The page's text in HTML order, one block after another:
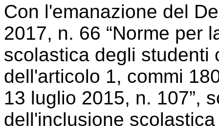
Con l'emanazione del
2017, n. 66 “Norme per
scolastica degli studenti
dell'articolo 1, commi
13 luglio 2015, n. 107”,
dell'inclusione